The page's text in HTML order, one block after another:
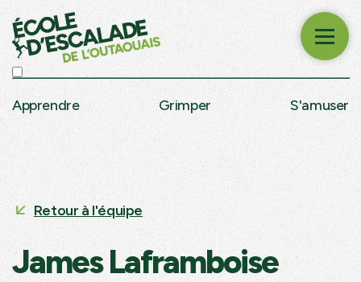
Apprendre Grimper S'amuser
Retour à l'équipe
James Laframboise